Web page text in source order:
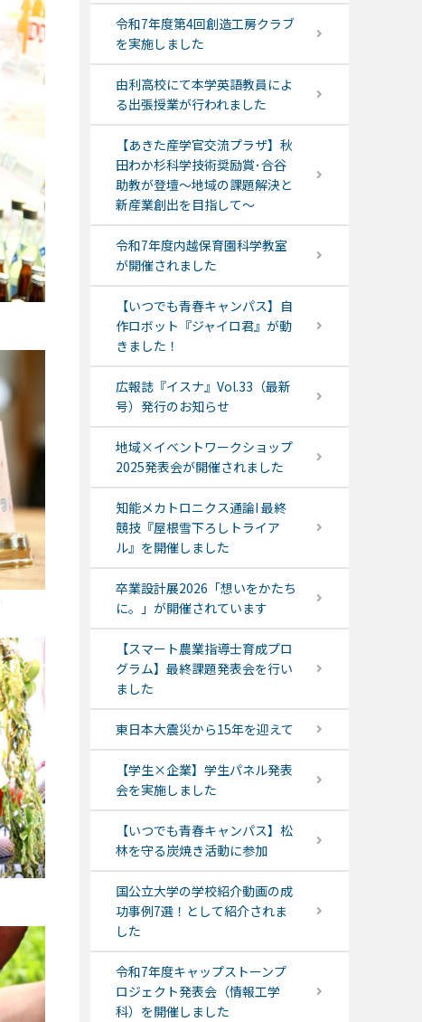
令和7年度第4回創造工房クラブ
を実施しました
由利高校にて本学英語教員によ
る出張授業が行われました
【あきた産学官交流プラザ】秋
田わか杉科学技術奨励賞･合谷
助教が登壇～地域の課題解決と
新産業創出を目指して～
令和7年度内越保育園科学教室
が開催されました
【いつでも青春キャンパス】自
作ロボット『ジャイロ君』が動
きました！
広報誌『イスナ』Vol.33（最新
号）発行のお知らせ
地域×イベントワークショップ
2025発表会が開催されました
知能メカトロニクス通論I 最終
競技『屋根雪下ろしトライア
ル』を開催しました
卒業設計展2026「想いをかたち
に。」が開催されています
【スマート農業指導士育成プロ
グラム】最終課題発表会を行い
ました
東日本大震災から15年を迎えて
【学生×企業】学生パネル発表
会を実施しました
【いつでも青春キャンパス】松
林を守る炭焼き活動に参加
国公立大学の学校紹介動画の成
功事例7選！として紹介されま
した
令和7年度キャップストーンプ
ロジェクト発表会（情報工学
科）を開催しました